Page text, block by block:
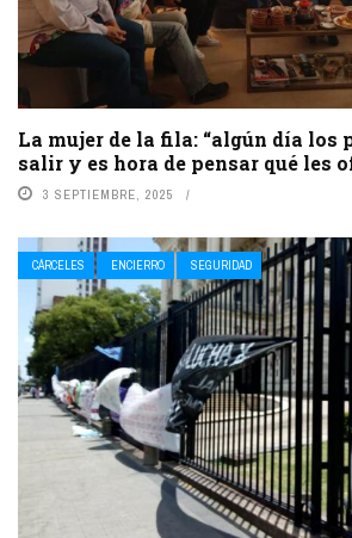
La mujer de la fila: “algún día los
salir y es hora de pensar qué les
3 SEPTIEMBRE, 2025
CÁRCELES ENCIERRO SEGURIDAD